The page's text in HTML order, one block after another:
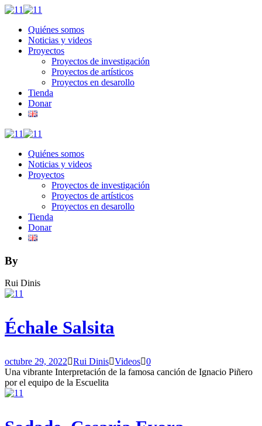
Quiénes somos
Noticias y videos
Proyectos
Proyectos de investigación
Proyectos de artísticos
Proyectos en desarollo
Tienda
Donar
Quiénes somos
Noticias y videos
Proyectos
Proyectos de investigación
Proyectos de artísticos
Proyectos en desarollo
Tienda
Donar
By
Rui Dinis
Échale Salsita
octubre 29, 2022 Rui Dinis Videos 0
Una vibrante Interpretación de la famosa canción de Ignacio Piñero
por el equipo de la Escuelita